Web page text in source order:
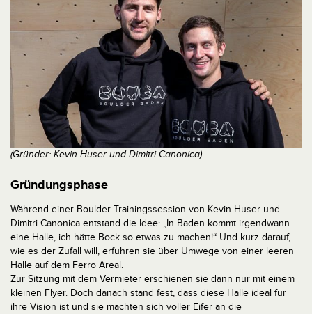
(Gründer: Kevin Huser und Dimitri Canonica)
Gründungsphase
Während einer Boulder-Trainingssession von Kevin Huser und
Dimitri Canonica entstand die Idee: „In Baden kommt irgendwann
eine Halle, ich hätte Bock so etwas zu machen!“ Und kurz darauf,
wie es der Zufall will, erfuhren sie über Umwege von einer leeren
Halle auf dem Ferro Areal.
Zur Sitzung mit dem Vermieter erschienen sie dann nur mit einem
kleinen Flyer. Doch danach stand fest, dass diese Halle ideal für
ihre Vision ist und sie machten sich voller Eifer an die